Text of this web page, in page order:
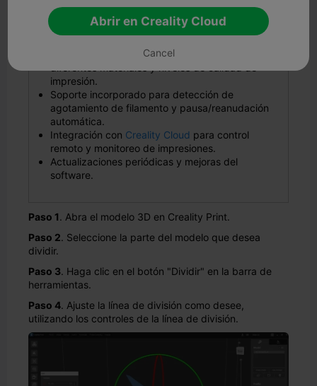
configuración de impresión para cada modelo.
Compatibilidad con múltiples extrusoras e
Múltiples perfiles de corte preestablecidos para
impresión.
Soporte incorporado para detección de
agotamiento de filamento y pausa/reanudación
automática.
Integración con Creality Cloud para control
remoto y monitoreo de impresiones.
Actualizaciones periódicas y mejoras del
software.
Paso 1. Abra el modelo 3D en Creality Print.
Paso 2. Seleccione la parte del modelo que desea
dividir.
Paso 3. Haga clic en el botón "Dividir" en la barra de
herramientas.
Paso 4. Ajuste la línea de división como desee,
utilizando los controles de la línea de división.
Abrir en Creality Cloud
Cancel